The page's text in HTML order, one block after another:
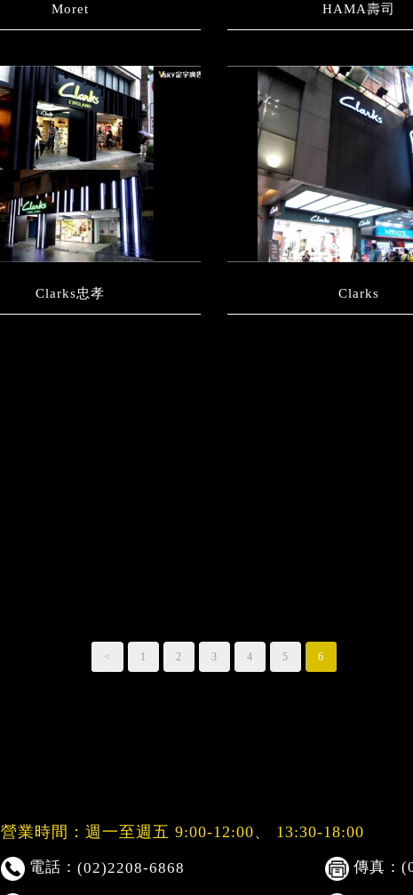
Moret HAMA壽司
Clarks忠孝 Clarks
< 1 2 3 4 5 6
營業時間：週一至週五 9:00-12:00、 13:30-18:00
電話： (02)2208-6868 傳真：